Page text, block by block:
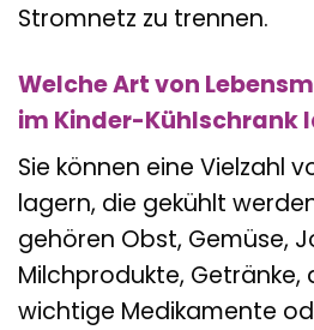
Stromnetz zu trennen.
Welche Art von
im Kinder-Kühlschrank
Sie können eine Vielzahl
lagern, die gekühlt
gehören Obst, Gemüse,
Milchprodukte, Getränke,
wichtige Medikamente